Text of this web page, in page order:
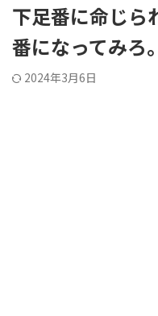
下足番に命じら
番になってみろ。
2024年3月6日